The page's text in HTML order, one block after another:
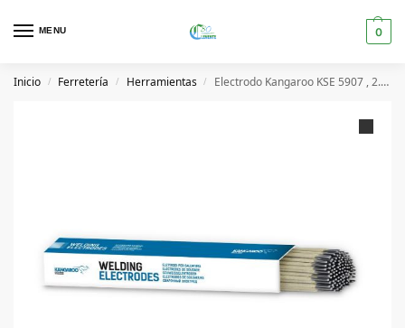
MENU 0
Inicio / Ferretería / Herramientas / Electrodo Kangaroo KSE 5907 , 2.5 x 350 mm , E6013-2.5KW